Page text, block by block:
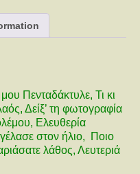
Πενταδάκτυλε, Τι κι
Δείξ’ τη φωτογραφία
Ελευθερία
στον ήλιο, Ποιο
λάθος, Λευτεριά